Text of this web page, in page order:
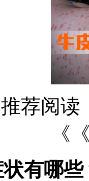
荐阅读
《
有哪些